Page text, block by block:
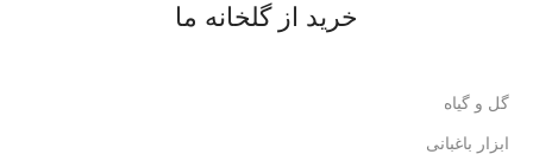
خرید از گلخانه ما
گل و گیاه
ابزار باغبانی